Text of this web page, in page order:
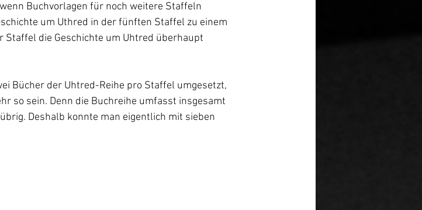
Buchvorlagen für noch weitere Staffeln
um Uthred in der fünften Staffel zu einem
Staffel die Geschichte um Uhtred überhaupt
Bücher der Uhtred-Reihe pro Staffel umgesetzt,
so sein. Denn die Buchreihe umfasst insgesamt
Deshalb konnte man eigentlich mit sieben